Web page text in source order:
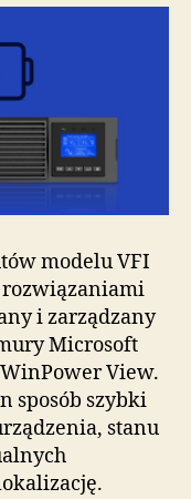
modelu VFI
rozwiązaniami
i zarządzany
Microsoft
View.
sposób szybki
stanu